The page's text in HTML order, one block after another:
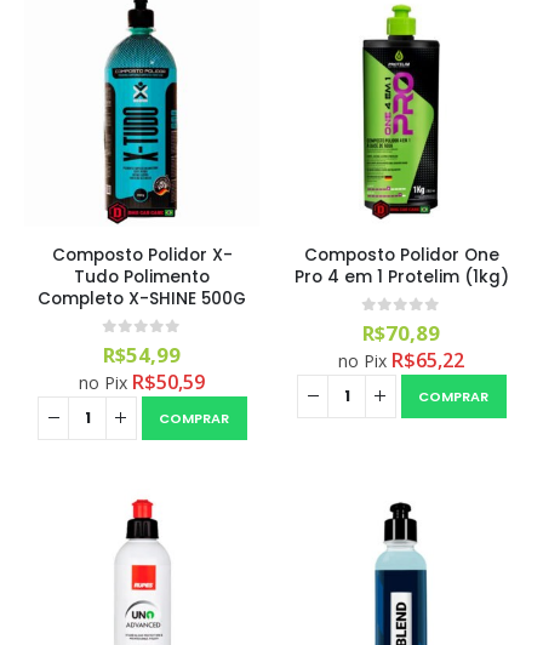
Composto Polidor X-
Tudo Polimento
Completo X-SHINE 500G
R$54,99
no Pix R$50,59
COMPRAR
Composto Polidor One
Pro 4 em 1 Protelim (1kg)
R$70,89
no Pix R$65,22
COMPRAR